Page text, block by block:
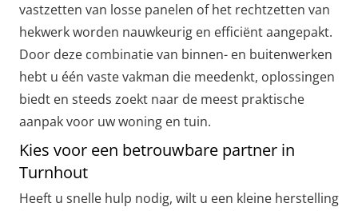
vastzetten van losse panelen of het rechtzetten van
hekwerk worden nauwkeurig en efficiënt aangepakt.
Door deze combinatie van binnen- en buitenwerken
hebt u één vaste vakman die meedenkt, oplossingen
biedt en steeds zoekt naar de meest praktische
aanpak voor uw woning en tuin.
Kies voor een betrouwbare partner in
Turnhout
Heeft u snelle hulp nodig, wilt u een kleine herstelling